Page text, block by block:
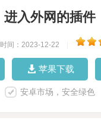
进入外网的插件
时间：2023-12-22
苹果下载
安卓市场，安全绿色